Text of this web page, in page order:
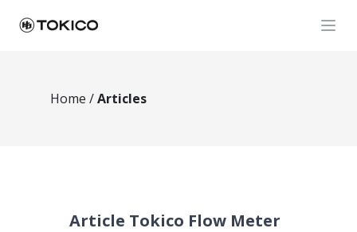
Home /Articles
Article Tokico Flow Meter